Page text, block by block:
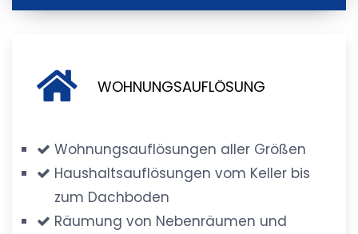
WOHNUNGSAUFLÖSUNG
Wohnungsauflösungen aller Größen
Haushaltsauflösungen vom Keller bis
zum Dachboden
Räumung von Nebenräumen und